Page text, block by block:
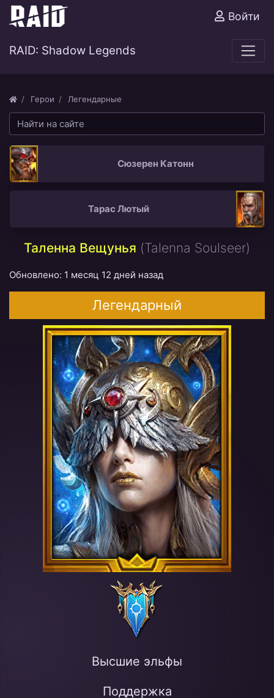
Войти
RAID: Shadow Legends
Герои Легендарные
Сюзерен Катонн
Тарас Лютый
Таленна Вещунья (Talenna Soulseer)
Обновлено: 1 месяц 12 дней назад
Легендарный
Высшие эльфы
Поддержка